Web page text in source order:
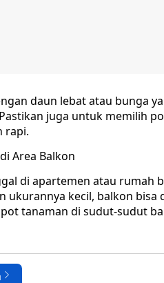
daun lebat atau bunga
juga untuk memilih
rapi.
Area Balkon
di apartemen atau rumah
ukurannya kecil, balkon
tanaman di sudut-sudut